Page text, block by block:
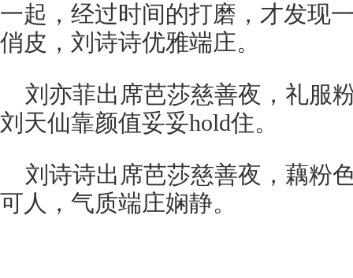
一起，经过时间的打磨，才发现
俏皮，刘诗诗优雅端庄。
刘亦菲出席芭莎慈善夜，礼服
刘天仙靠颜值妥妥hold住。
刘诗诗出席芭莎慈善夜，藕粉
可人，气质端庄娴静。